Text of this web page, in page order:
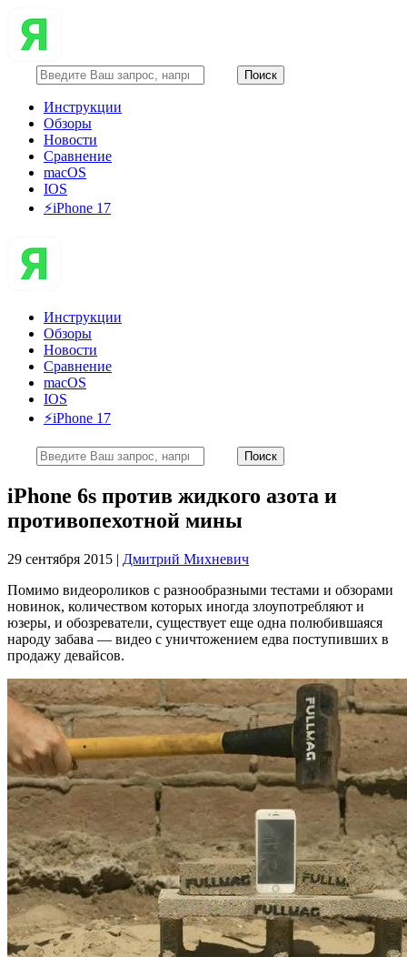
Инструкции
Обзоры
Новости
Сравнение
macOS
IOS
⚡️iPhone 17
Инструкции
Обзоры
Новости
Сравнение
macOS
IOS
⚡️iPhone 17
iPhone 6s против жидкого азота и
противопехотной мины
29 сентября 2015 | Дмитрий Михневич
Помимо видеороликов с разнообразными тестами и обзорами
новинок, количеством которых иногда злоупотребляют и
юзеры, и обозреватели, существует еще одна полюбившаяся
народу забава — видео с уничтожением едва поступивших в
продажу девайсов.